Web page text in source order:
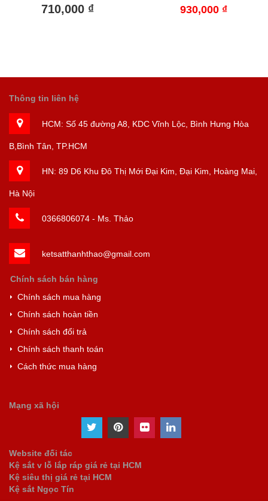
710,000 ₫ 930,000 ₫
Thông tin liên hệ
HCM: Số 45 đường A8, KDC Vĩnh Lộc, Bình Hưng Hòa
B,Bình Tân, TP.HCM
HN: 89 D6 Khu Đô Thị Mới Đại Kim, Đại Kim, Hoàng Mai,
Hà Nội
0366806074 - Ms. Thảo
ketsatthanhthao@gmail.com
Chính sách bán hàng
Chính sách mua hàng
Chính sách hoàn tiền
Chính sách đổi trả
Chính sách thanh toán
Cách thức mua hàng
Mạng xã hội
Website đối tác
Kệ sắt v lỗ lắp ráp giá rẻ tại HCM
Kệ siêu thị giá rẻ tại HCM
Kệ sắt Ngọc Tín